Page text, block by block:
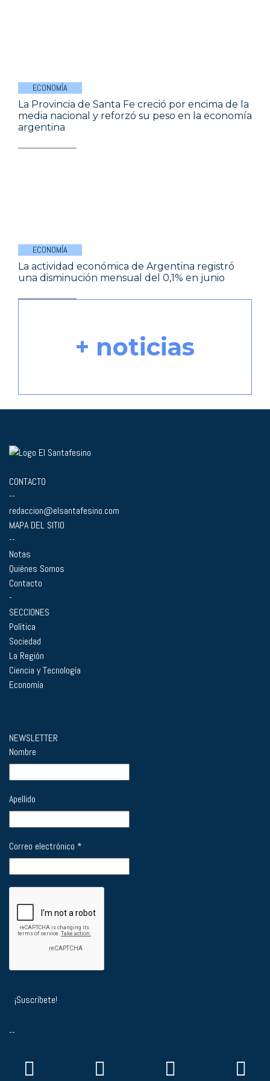
ECONOMÍA
La Provincia de Santa Fe creció por encima de la
media nacional y reforzó su peso en la economía
argentina
ECONOMÍA
La actividad económica de Argentina registró
una disminución mensual del 0,1% en junio
+ noticias
CONTACTO
--
redaccion@elsantafesino.com
MAPA DEL SITIO
--
Notas
Quiénes Somos
Contacto
-
SECCIONES
Política
Sociedad
La Región
Ciencia y Tecnología
Economía
NEWSLETTER
Nombre
Apellido
Correo electrónico *
--